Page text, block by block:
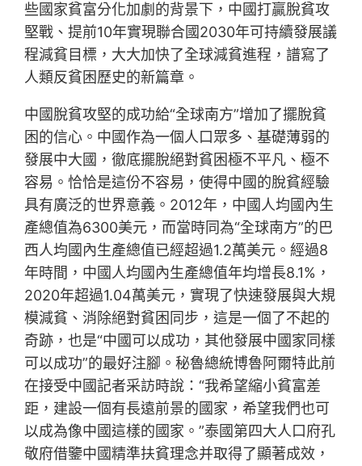
些國家貧富分化加劇的背景下，中國打贏脫貧攻
堅戰、提前10年實現聯合國2030年可持續發展議
程減貧目標，大大加快了全球減貧進程，譜寫了
人類反貧困歷史的新篇章。
中國脫貧攻堅的成功給“全球南方”增加了擺脫貧
困的信心。中國作為一個人口眾多、基礎薄弱的
發展中大國，徹底擺脫絕對貧困極不平凡、極不
容易。恰恰是這份不容易，使得中國的脫貧經驗
具有廣泛的世界意義。2012年，中國人均國內生
產總值為6300美元，而當時同為“全球南方”的巴
西人均國內生產總值已經超過1.2萬美元。經過8
年時間，中國人均國內生產總值年均增長8.1%，
2020年超過1.04萬美元，實現了快速發展與大規
模減貧、消除絕對貧困同步，這是一個了不起的
奇跡，也是“中國可以成功，其他發展中國家同樣
可以成功”的最好注腳。秘魯總統博魯阿爾特此前
在接受中國記者采訪時說：“我希望縮小貧富差
距，建設一個有長遠前景的國家，希望我們也可
以成為像中國這樣的國家。”泰國第四大人口府孔
敬府借鑒中國精準扶貧理念并取得了顯著成效，